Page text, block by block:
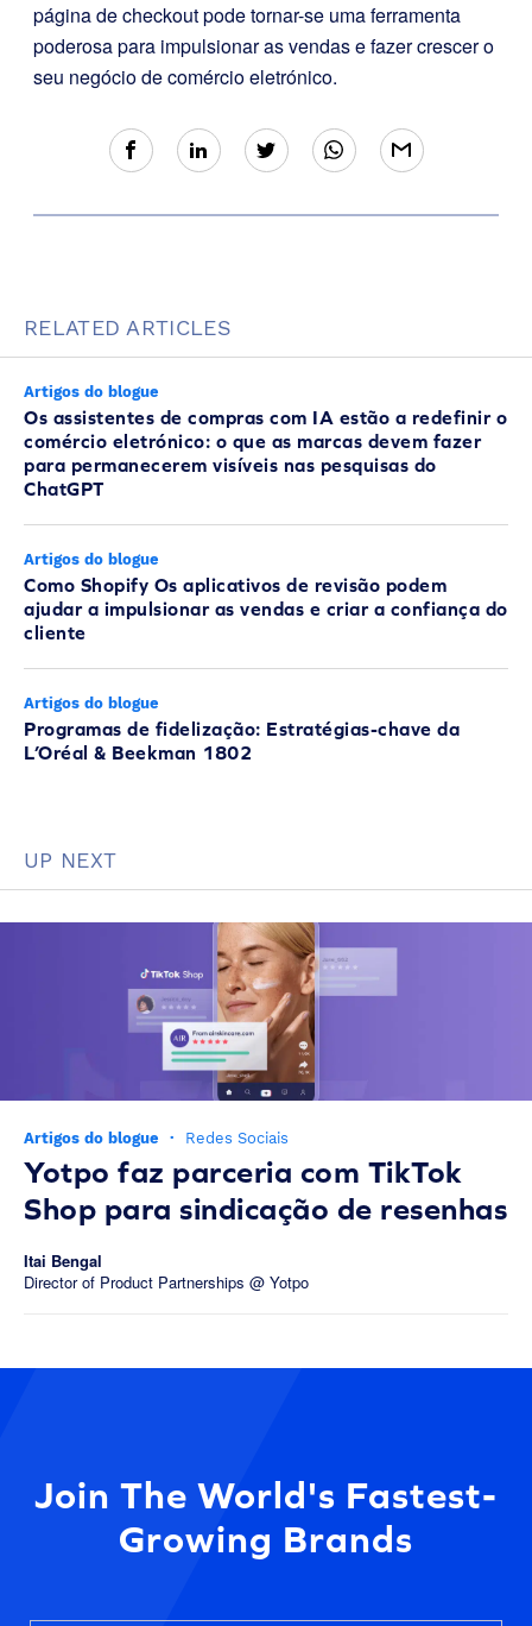
página de checkout pode tornar-se uma ferramenta
poderosa para impulsionar as vendas e fazer crescer o
seu negócio de comércio eletrónico.
RELATED ARTICLES
Artigos do blogue
Os assistentes de compras com IA estão a redefinir o
comércio eletrónico: o que as marcas devem fazer
para permanecerem visíveis nas pesquisas do
ChatGPT
Artigos do blogue
Como Shopify Os aplicativos de revisão podem
ajudar a impulsionar as vendas e criar a confiança do
cliente
Artigos do blogue
Programas de fidelização: Estratégias-chave da
L’Oréal & Beekman 1802
UP NEXT
Artigos do blogue · Redes Sociais
Yotpo faz parceria com TikTok
Shop para sindicação de resenhas
Itai Bengal
Director of Product Partnerships @ Yotpo
Join The World's Fastest-
Growing Brands